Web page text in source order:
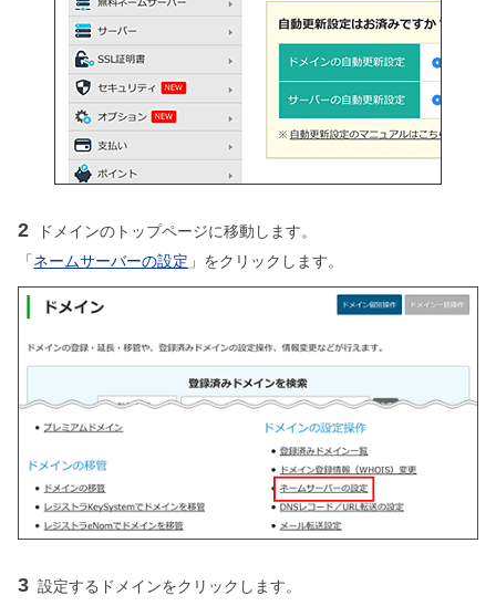
2
ドメインのトップページに移動します。
「ネームサーバーの設定 」をクリックします。
3 設定するドメインをクリックします。